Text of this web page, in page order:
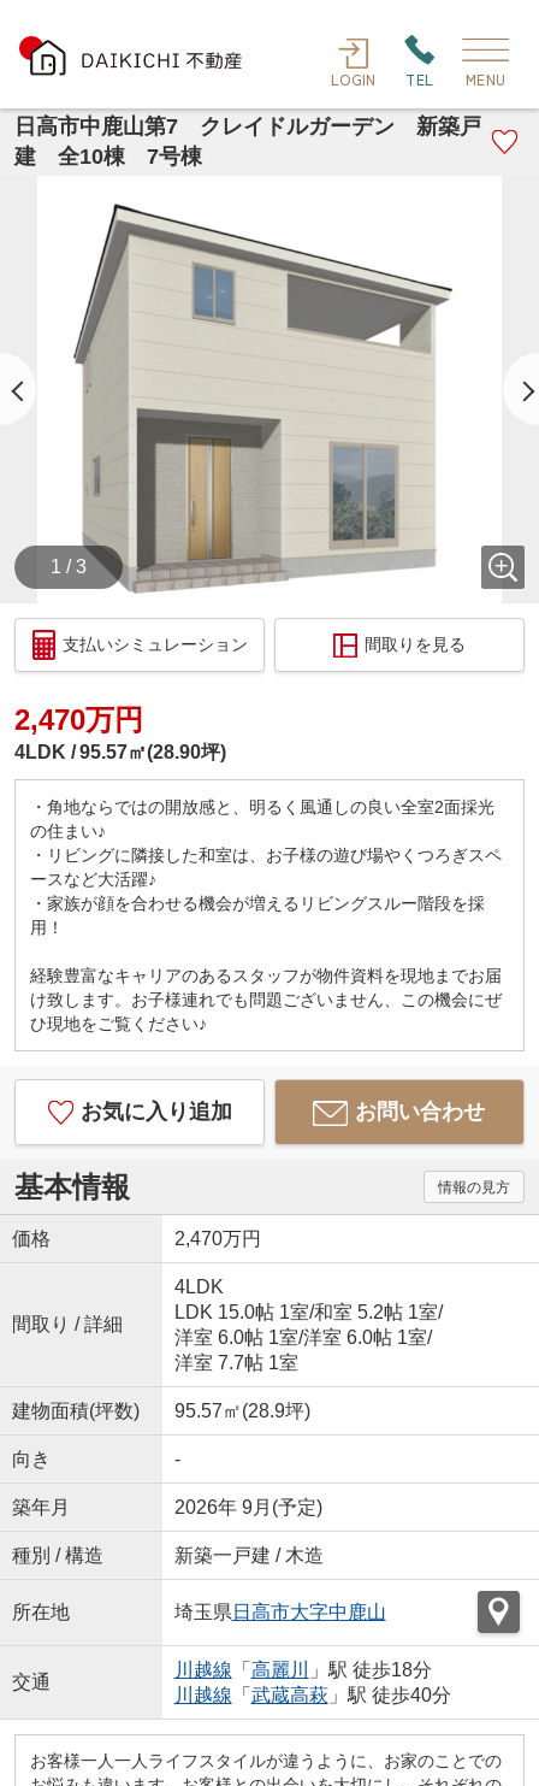
LOGIN TEL MENU
日高市中鹿山第7 クレイドルガーデン 新築戸
建 全10棟 7号棟
1 / 3
支払いシミュレーション 間取りを見る
2,470万円
4LDK 95.57㎡(28.90坪)
・角地ならではの開放感と、明るく風通しの良い全室2面採光
の住まい♪
・リビングに隣接した和室は、お子様の遊び場やくつろぎスペ
ースなど大活躍♪
・家族が顔を合わせる機会が増えるリビングスルー階段を採
用！
経験豊富なキャリアのあるスタッフが物件資料を現地までお届
け致します。お子様連れでも問題ございません、この機会にぜ
ひ現地をご覧ください♪
お気に入り追加 お問い合わせ
基本情報 情報の見方
価格 2,470万円
間取り / 詳細
4LDK
LDK 15.0帖 1室/和室 5.2帖 1室/
洋室 6.0帖 1室/洋室 6.0帖 1室/
洋室 7.7帖 1室
建物面積(坪数) 95.57㎡(28.9坪)
向き -
築年月 2026年 9月(予定)
種別 / 構造 新築一戸建 / 木造
所在地 埼玉県 日高市大字中鹿山
交通
川越線 「 高麗川
」駅 徒歩18分
川越線 「 武蔵高萩」駅 徒歩40分
お客様一人一人ライフスタイルが違うように、お家のことでの